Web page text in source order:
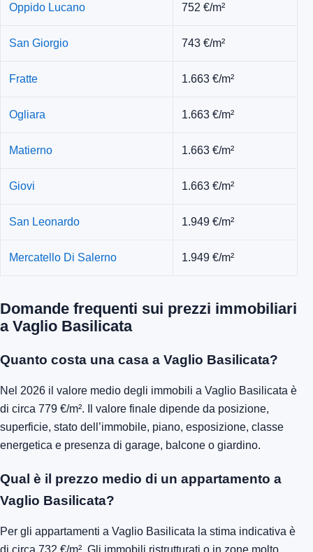
Oppido Lucano 752 €/m²
San Giorgio 743 €/m²
Fratte 1.663 €/m²
Ogliara 1.663 €/m²
Matierno 1.663 €/m²
Giovi 1.663 €/m²
San Leonardo 1.949 €/m²
Mercatello Di Salerno 1.949 €/m²
Domande frequenti sui prezzi immobiliari
a Vaglio Basilicata
Quanto costa una casa a Vaglio Basilicata?
Nel 2026 il valore medio degli immobili a Vaglio Basilicata è
di circa 779 €/m². Il valore finale dipende da posizione,
superficie, stato dell’immobile, piano, esposizione, classe
energetica e presenza di garage, balcone o giardino.
Qual è il prezzo medio di un appartamento a
Vaglio Basilicata?
Per gli appartamenti a Vaglio Basilicata la stima indicativa è
di circa 732 €/m². Gli immobili ristrutturati o in zone molto